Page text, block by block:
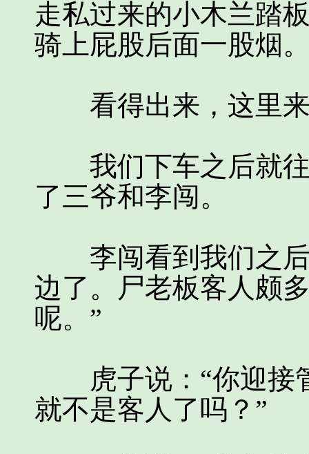
走私过来的小木兰踏
骑上屁股后面一股烟
看得出来，这里来
我们下车之后就往
了三爷和李闯。
李闯看到我们之后
边了。尸老板客人颇
呢。”
虎子说：“你迎接
就不是客人了吗？”